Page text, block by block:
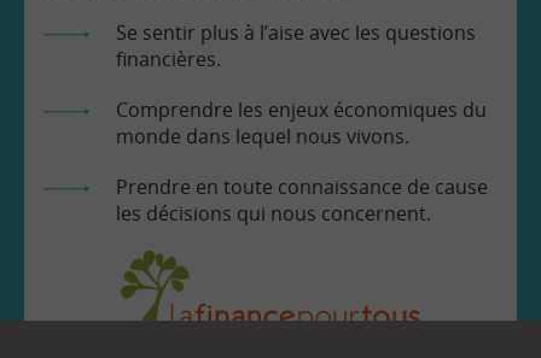
Se sentir plus à l’aise avec les questions
financières.
Comprendre les enjeux économiques du
monde dans lequel nous vivons.
Prendre en toute connaissance de cause
les décisions qui nous concernent.